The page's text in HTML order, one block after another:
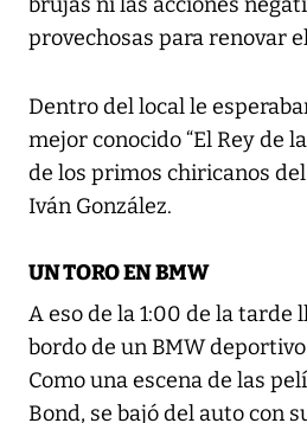
brujas ni las acciones
provechosas para renovar
Dentro del local le
mejor conocido “El Rey de
de los primos chiricanos del
Iván González.
UN TORO EN BMW
A eso de la 1:00 de la tarde
bordo de un BMW
Como una escena de las
Bond, se bajó del auto con